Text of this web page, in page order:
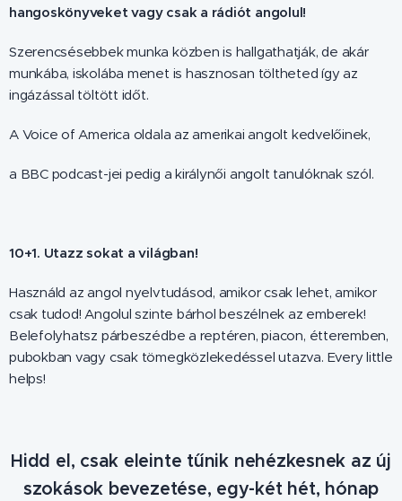
hangoskönyveket vagy csak a rádiót angolul!
Szerencsésebbek munka közben is hallgathatják, de akár
munkába, iskolába menet is hasznosan töltheted így az
ingázással töltött időt.
A Voice of America oldala az amerikai angolt kedvelőinek,
a BBC podcast-jei pedig a királynői angolt tanulóknak szól.
10+1. Utazz sokat a világban!
Használd az angol nyelvtudásod, amikor csak lehet, amikor
csak tudod! Angolul szinte bárhol beszélnek az emberek!
Belefolyhatsz párbeszédbe a reptéren, piacon, étteremben,
pubokban vagy csak tömegközlekedéssel utazva. Every little
helps!
Hidd el, csak eleinte tűnik nehézkesnek az új
szokások bevezetése, egy-két hét, hónap